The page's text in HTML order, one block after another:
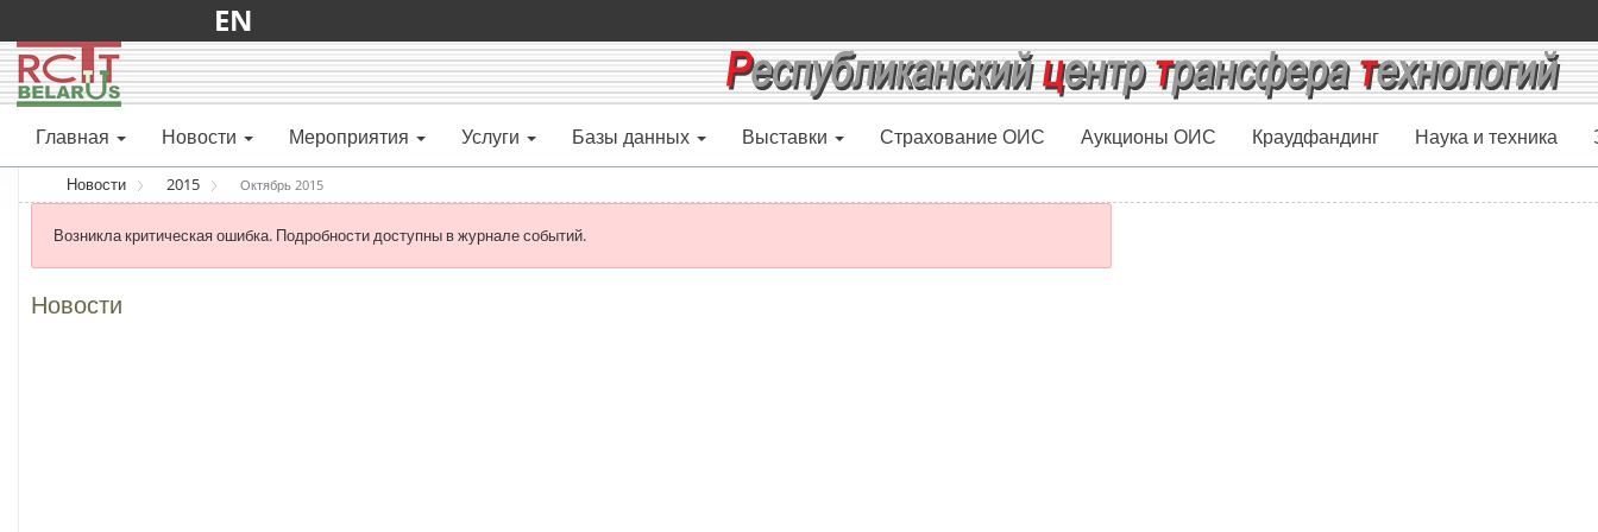
EN
Главная Новости Мероприятия Услуги Базы данных Выставки Страхование ОИС Аукционы ОИС Краудфандинг Наука и техника
Новости 2015 Октябрь 2015
Возникла критическая ошибка. Подробности доступны в журнале событий.
Новости